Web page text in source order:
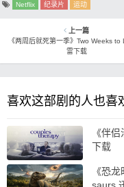
Netflix 纪录片 运动
上一篇
《两周后就死第一季》Two Weeks to
雷下载
喜欢这部剧的人也喜欢
《伴
下载
《恐